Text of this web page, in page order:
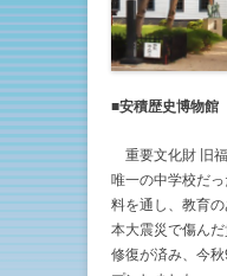
■安積歴史博物館
重要文化財 旧
唯一の中学校だ
料を通し、教育
本大震災で傷ん
修復が済み、今